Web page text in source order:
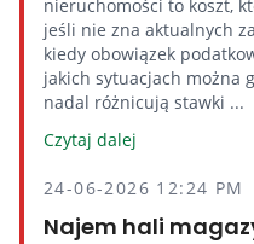
nieruchomości to koszt,
jeśli nie zna aktualnych
kiedy obowiązek
jakich sytuacjach można
nadal różnicują stawki ...
Czytaj dalej
24-06-2026 12:24 PM
Najem hali